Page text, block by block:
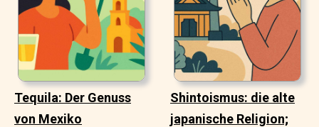
Tequila: Der Genuss
von Mexiko
Shintoismus: die alte
japanische Religion;